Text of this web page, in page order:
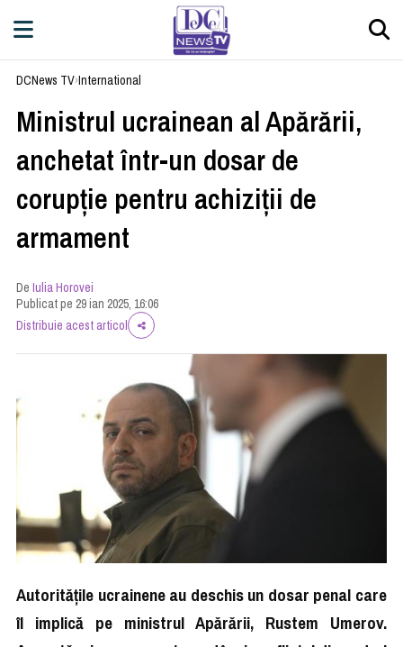
DCNews TV›International
Ministrul ucrainean al Apărării,
anchetat într-un dosar de
corupție pentru achiziții de
armament
DeIulia Horovei
Publicat pe 29 ian 2025, 16:06
Distribuie acest articol
Autoritățile ucrainene au deschis un dosar penal care
îl implică pe ministrul Apărării, Rustem Umerov.